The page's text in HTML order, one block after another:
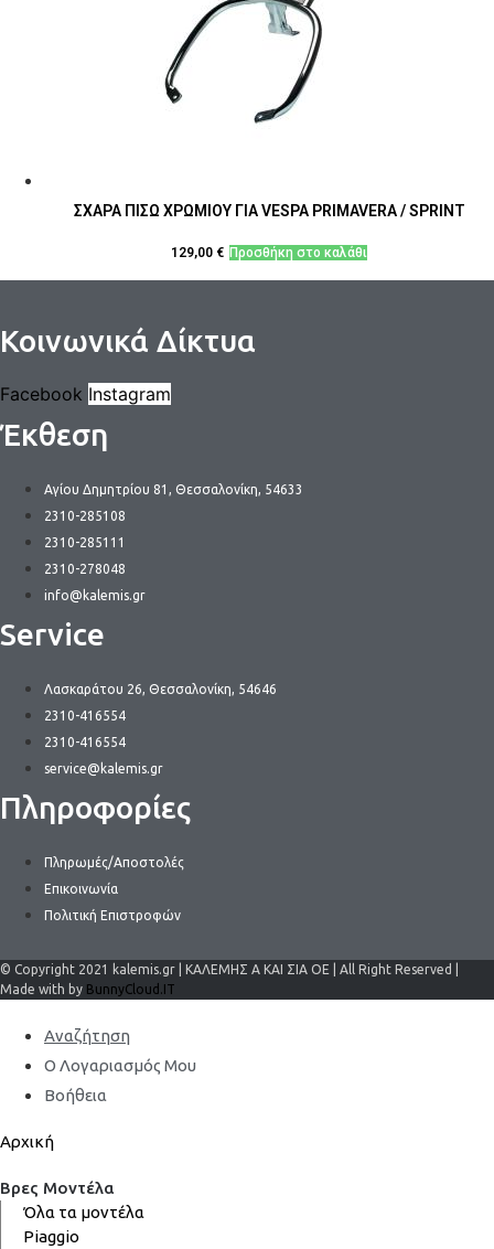
ΣΧΑΡΑ ΠΙΣΩ ΧΡΩΜΙΟΥ ΓΙΑ VESPA PRIMAVERA / SPRINT
129,00 € Προσθήκη στο καλάθι
Κοινωνικά Δίκτυα
Facebook Instagram
Έκθεση
Αγίου Δημητρίου 81, Θεσσαλονίκη, 54633
2310-285108
2310-285111
2310-278048
info@kalemis.gr
Service
Λασκαράτου 26, Θεσσαλονίκη, 54646
2310-416554
2310-416554
service@kalemis.gr
Πληροφορίες
Πληρωμές/Αποστολές
Επικοινωνία
Πολιτική Επιστροφών
© Copyright 2021 kalemis.gr | ΚΑΛΕΜΗΣ Α ΚΑΙ ΣΙΑ ΟΕ | All Right Reserved |
Made with by BunnyCloud.IT
Αναζήτηση
Ο Λογαριασμός Μου
Βοήθεια
Αρχική
Βρες Μοντέλα
Όλα τα μοντέλα
Piaggio